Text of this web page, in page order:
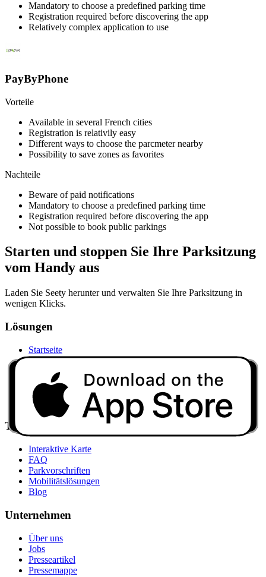
Mandatory to choose a predefined parking time
Registration required before discovering the app
Relatively complex application to use
PayByPhone
Vorteile
Available in several French cities
Registration is relativily easy
Different ways to choose the parcmeter nearby
Possibility to save zones as favorites
Nachteile
Beware of paid notifications
Mandatory to choose a predefined parking time
Registration required before discovering the app
Not possible to book public parkings
Starten und stoppen Sie Ihre Parksitzung
vom Handy aus
Laden Sie Seety herunter und verwalten Sie Ihre Parksitzung in
wenigen Klicks.
Lösungen
Startseite
Parken
Tanken
E-Laden
Pannenhilfe
Business
Tools
Interaktive Karte
FAQ
Parkvorschriften
Mobilitätslösungen
Blog
Unternehmen
Über uns
Jobs
Presseartikel
Pressemappe